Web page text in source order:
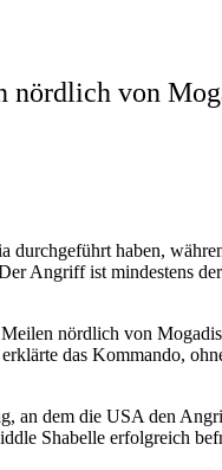
von
durchgeführt haben,
Angriff ist mindestens
nördlich von
das Kommando,
an dem die USA den
Shabelle erfolgreich